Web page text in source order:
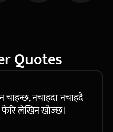
Quotes
चाहन्छ, नचाहदा नचाहदै
फेरि लेखिन खोज्छ।